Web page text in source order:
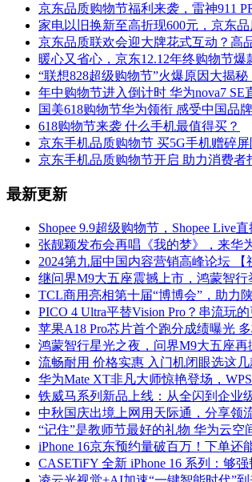
京东品质购物节福利来袭，雷神911
家电以旧换新至高折现600元，京东
京东品质联欢会迎大牌花式互动？高
暖心又省心，京东12.12年终购物节爆
“联想828超级购物节”火爆原因大揭
年中购物节进入倒计时 华为nova7
国美618购物节华为领衔 感受中国品
618购物节来袭 什么手机最值得买？
京东手机品质购物节 买5G手机赠碎
京东手机品质购物节开启 助力消费者
最新更新
Shopee 9.9超级购物节，Shopee Live
张靓颖发布会再唱《我的梦》，来华
2024第九届中国内容营销高峰论坛 【
继问界M9大五座震撼上市，鸿蒙智
TCL商用亮相第十届“博博会”，助力
PICO 4 Ultra平替Vision Pro？串流玩的
苹果A18 Pro芯片首个跑分成绩曝光
鸿蒙智行星光之夜，问界M9大五座再
流畅耐用 价格实惠 入门机闭眼选这
华为Mate XT非凡大师惊艳登场，
铁威马系列新品上线：从全闪到企业
中秋国庆出境上网用天际通，分享领
“记住”是教师节最好的礼物 华为云空
iPhone 16京东预约量破百万！下单还
CASETiFY 全新 iPhone 16 系列：够